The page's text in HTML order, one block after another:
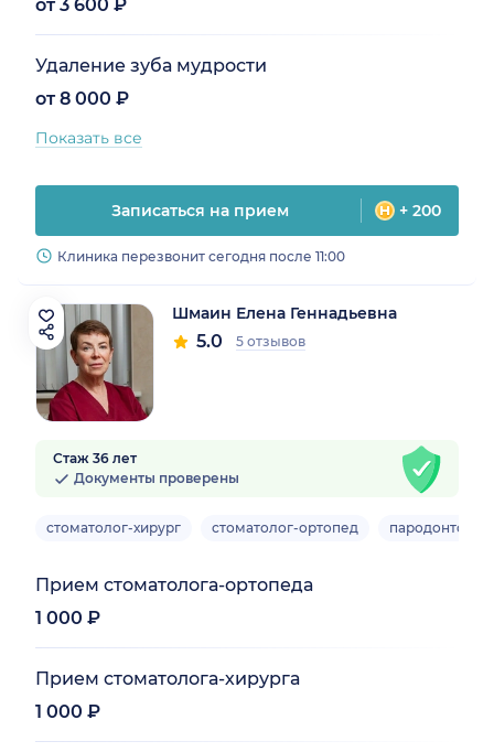
от 3 600 ₽
Удаление зуба мудрости
от 8 000 ₽
Показать все
Записаться на прием + 200
Клиника перезвонит сегодня после 11:00
Шмаин Елена Геннадьевна
5.0 5 отзывов
Стаж 36 лет
Документы проверены
стоматолог-хирург стоматолог-ортопед пародонтолог
Прием стоматолога-ортопеда
1 000 ₽
Прием стоматолога-хирурга
1 000 ₽